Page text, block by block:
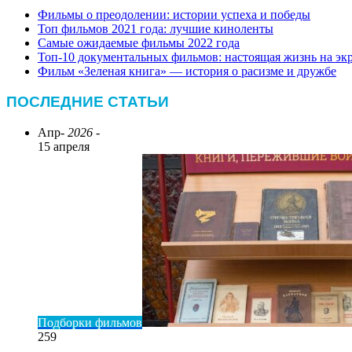
Фильмы о преодолении: истории успеха и победы
Топ фильмов 2021 года: лучшие киноленты
Самые ожидаемые фильмы 2022 года
Топ-10 документальных фильмов: настоящая жизнь на
Фильм «Зеленая книга» — история о расизме и дружбе
ПОСЛЕДНИЕ СТАТЬИ
Апр- 2026 -
15 апреля
Подборки фильмов
259